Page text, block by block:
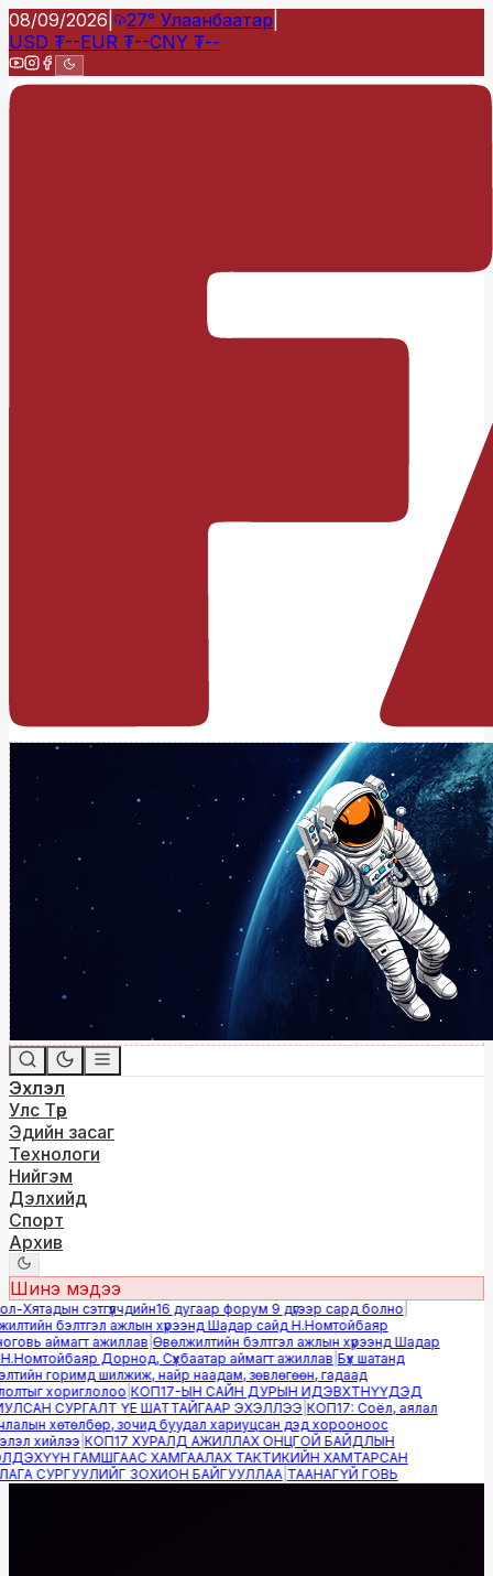
08/09/2026 27° Улаанбаатар
USD ₮--EUR ₮--CNY ₮--
Эхлэл
Улс Төр
Эдийн засаг
Технологи
Нийгэм
Дэлхийд
Спорт
Архив
Шинэ мэдээ
Хятадын сэтгүүлчдийн16 дугаар форум 9 дүгээр сард болно|
бэлтгэл ажлын хүрээнд Шадар сайд Н.Номтойбаяр
аймагт ажиллав|Өвөлжилтийн бэлтгэл ажлын хүрээнд Шадар
Дорнод, Сүхбаатар аймагт ажиллав|Бүх шатанд
горимд шилжиж, найр наадам, зөвлөгөөн, гадаад
хориглолоо|КОП17-ЫН САЙН ДУРЫН ИДЭВХТНҮҮДЭД
СУРГАЛТ ҮЕ ШАТТАЙГААР ЭХЭЛЛЭЭ|КОП17: Соёл, аялал
хөтөлбөр, зочид буудал хариуцсан дэд хорооноос
хийлээ|КОП17 ХУРАЛД АЖИЛЛАХ ОНЦГОЙ БАЙДЛЫН
ГАМШГААС ХАМГААЛАХ ТАКТИКИЙН ХАМТАРСАН
СУРГУУЛИЙГ ЗОХИОН БАЙГУУЛЛАА|ТААНАГҮЙ ГОВЬ